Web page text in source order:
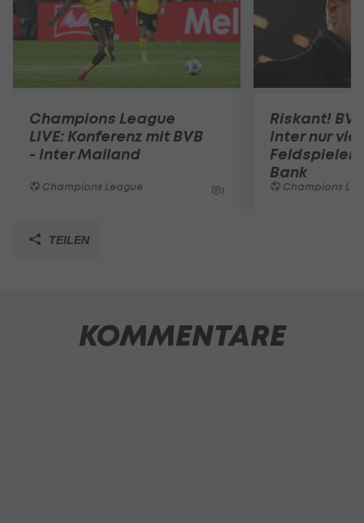
Champions League
LIVE: Konferenz mit BVB
- Inter Mailand
Champions League 1
Riskant!
Inter nur vier
Feldspieler
Bank
Champions
TEILEN
KOMMENTARE